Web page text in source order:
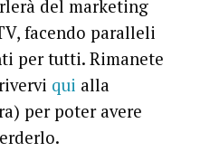
del marketing
facendo paralleli
per tutti. Rimanete
qui alla
per poter avere